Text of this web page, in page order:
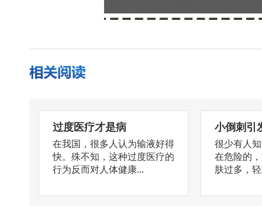
过度医疗才是病
在我国，很多人认为输液好得
快。殊不知，这种过度医疗的
行为反而对人体健康...
小倒刺引
很少有人
在危险的
肤过多，